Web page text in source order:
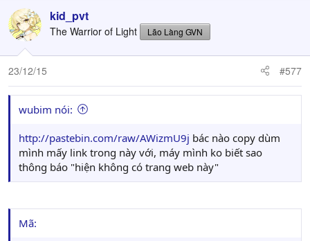
kid_pvt
The Warrior of Light Lão Làng GVN
23/12/15 #577
wubim nói:
http://pastebin.com/raw/AWizmU9j bác nào copy dùm
mình mấy link trong này với, máy mình ko biết sao
thông báo "hiện không có trang web này"
Mã: